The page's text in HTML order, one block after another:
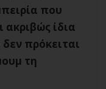
που
ακριβώς ίδια
πρόκειται
τη